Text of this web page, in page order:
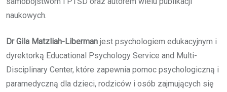
naukowych.
Dr Gila Matzliah-Liberman jest psychologiem edukacyjnym i
dyrektorką Educational Psychology Service and Multi-
Disciplinary Center, które zapewnia pomoc psychologiczną i
paramedyczną dla dzieci, rodziców i osób zajmujących się